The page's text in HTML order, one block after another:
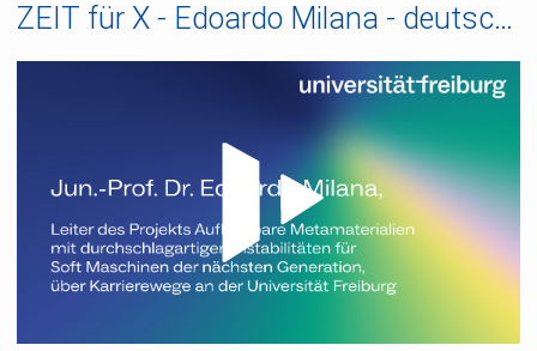
ZEIT für X - Edoardo Milana - deutsch untertitelt